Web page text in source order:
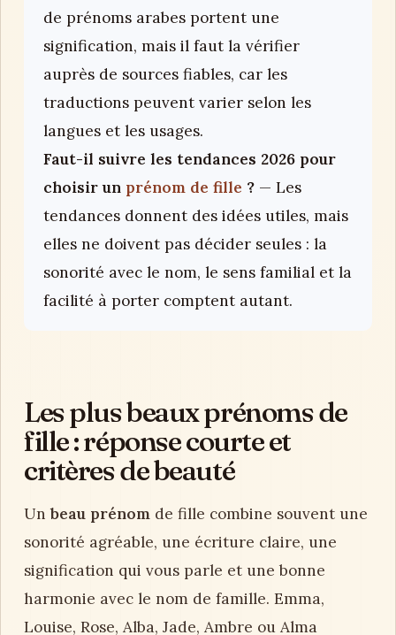
de prénoms arabes portent une
signification, mais il faut la vérifier
auprès de sources fiables, car les
traductions peuvent varier selon les
langues et les usages.
Faut-il suivre les tendances 2026 pour
choisir un prénom de fille ? — Les
tendances donnent des idées utiles, mais
elles ne doivent pas décider seules : la
sonorité avec le nom, le sens familial et la
facilité à porter comptent autant.
Les plus beaux prénoms de
fille : réponse courte et
critères de beauté
Unbeau prénom de fille combine souvent une
sonorité agréable, une écriture claire, une
signification qui vous parle et une bonne
harmonie avec le nom de famille. Emma,
Louise, Rose, Alba, Jade, Ambre ou Alma